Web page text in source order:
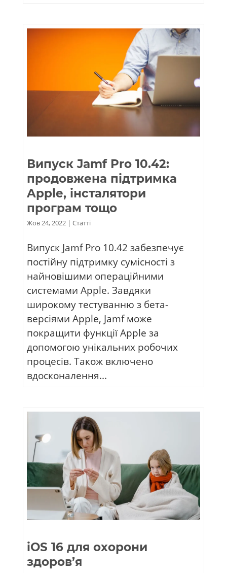
Випуск Jamf Pro 10.42:
продовжена підтримка
Apple, інсталятори
програм тощо
Жов 24, 2022| Статті
Випуск Jamf Pro 10.42 забезпечує
постійну підтримку сумісності з
найновішими операційними
системами Apple. Завдяки
широкому тестуванню з бета-
версіями Apple, Jamf може
покращити функції Apple за
допомогою унікальних робочих
процесів. Також включено
вдосконалення...
iOS 16 для охорони
здоров’я